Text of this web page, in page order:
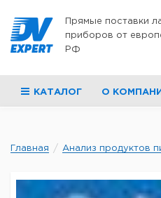
Прямые поставки
приборов от
РФ
КАТАЛОГ О
Главная Анализ продуктов